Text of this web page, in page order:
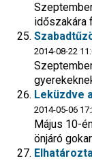
időszakára
2014-08-22
Leküzdve
2014-05-06
Május 10-
önjáró